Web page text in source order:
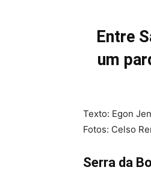
Entre
um
Texto: Egon
Fotos: Celso
Serra da